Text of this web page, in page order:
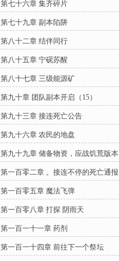
第七十六章 集齐碎片
第七十九章 副本陷阱
第八十二章 结伴同行
第八十五章 宁砚苏醒
第八十七章 三级能源矿
第九十章 团队副本开启（15）
第九十三章 接连死亡公告
第九十六章 农民的地盘
第九十九章 储备物资，应战饥荒版本
第一百零二章 。接连不停的死亡通报
第一百零五章 魔法飞弹
第一百零八章 打探 阴雨天
第一百一十一章 药剂
第一百一十四章 前往下一个祭坛